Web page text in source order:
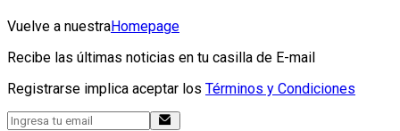
Vuelve a nuestraHomepage
Recibe las últimas noticias en tu casilla de E-mail
Registrarse implica aceptar los Términos y Condiciones